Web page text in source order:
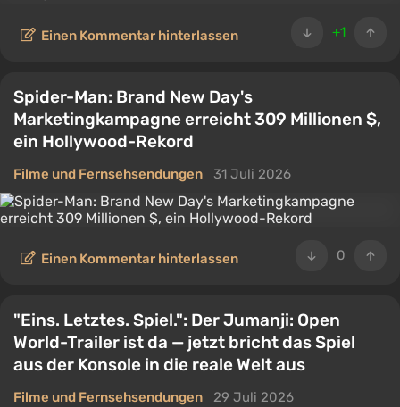
+1
Einen Kommentar hinterlassen
Spider-Man: Brand New Day's
Marketingkampagne erreicht 309 Millionen $,
ein Hollywood-Rekord
Filme und Fernsehsendungen 31 Juli 2026
0
Einen Kommentar hinterlassen
"Eins. Letztes. Spiel.": Der Jumanji: Open
World-Trailer ist da — jetzt bricht das Spiel
aus der Konsole in die reale Welt aus
Filme und Fernsehsendungen 29 Juli 2026